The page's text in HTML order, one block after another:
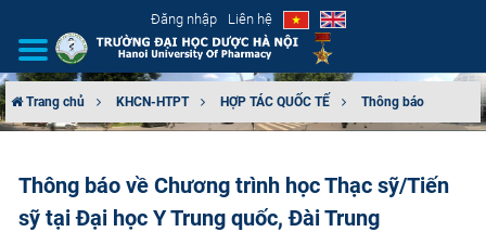
Đăng nhập Liên hệ
CƠ CẤU TỔ CHỨC
Trang chủ KHCN-HTPT HỢP TÁC QUỐC TẾ Thông báo
Thông báo về Chương trình học Thạc sỹ/Tiến
sỹ tại Đại học Y Trung quốc, Đài Trung